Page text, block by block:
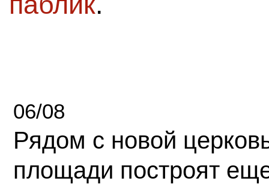
06/08
Рядом с новой
площади построят